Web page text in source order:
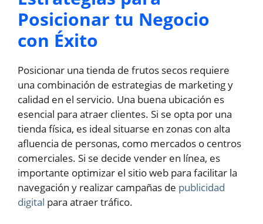
Posicionar tu Negocio
con Éxito
Posicionar una tienda de frutos secos requiere
una combinación de estrategias de marketing y
calidad en el servicio. Una buena ubicación es
esencial para atraer clientes. Si se opta por una
tienda física, es ideal situarse en zonas con alta
afluencia de personas, como mercados o centros
comerciales. Si se decide vender en línea, es
importante optimizar el sitio web para facilitar la
navegación y realizar campañas de publicidad
digital para atraer tráfico.